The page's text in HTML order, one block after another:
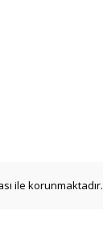
ile korunmaktadır.